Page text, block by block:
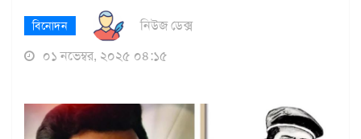
বিনোদন
নিউজ ডেক্স
০১ নভেম্বর, ২০২৫ ০৪:১৫